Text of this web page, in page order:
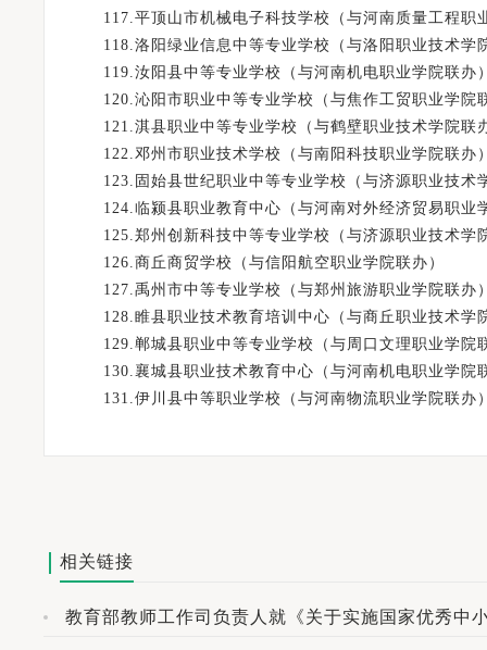
117.平顶山市机械电子科技学校（与河南质量工程职
118.洛阳绿业信息中等专业学校（与洛阳职业技术学
119.汝阳县中等专业学校（与河南机电职业学院联办
120.沁阳市职业中等专业学校（与焦作工贸职业学院
121.淇县职业中等专业学校（与鹤壁职业技术学院联
122.邓州市职业技术学校（与南阳科技职业学院联办
123.固始县世纪职业中等专业学校（与济源职业技术
124.临颍县职业教育中心（与河南对外经济贸易职业
125.郑州创新科技中等专业学校（与济源职业技术学
126.商丘商贸学校（与信阳航空职业学院联办）
127.禹州市中等专业学校（与郑州旅游职业学院联办
128.睢县职业技术教育培训中心（与商丘职业技术学
129.郸城县职业中等专业学校（与周口文理职业学院
130.襄城县职业技术教育中心（与河南机电职业学院
131.伊川县中等职业学校（与河南物流职业学院联办
相关链接
教育部教师工作司负责人就《关于实施国家优秀中